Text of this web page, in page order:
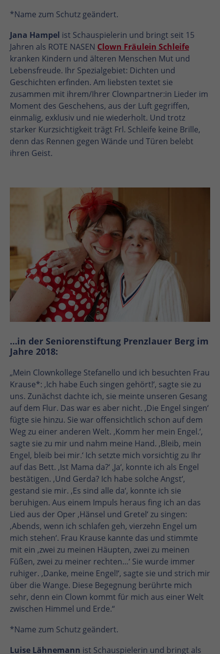
*Name zum Schutz geändert.
Jana Hampel ist Schauspielerin und bringt seit 15
Jahren als ROTE NASEN Clown Fräulein Schleife
kranken Kindern und älteren Menschen Mut und
Lebensfreude. Ihr Spezialgebiet: Dichten und
Geschichten erfinden. Am liebsten textet sie
zusammen mit ihrem/Ihrer Clownpartner:in Lieder im
Moment des Geschehens, aus der Luft gegriffen,
einmalig, exklusiv und nie wiederholt. Und trotz
starker Kurzsichtigkeit trägt Frl. Schleife keine Brille,
denn das Rennen gegen Wände und Türen belebt
ihren Geist.
…in der Seniorenstiftung Prenzlauer Berg im
Jahre 2018:
„Mein Clownkollege Stefanello und ich besuchten Frau
Krause*: ‚Ich habe Euch singen gehört!‘, sagte sie zu
uns. Zunächst dachte ich, sie meinte unseren Gesang
auf dem Flur. Das war es aber nicht. ‚Die Engel singen‘
fügte sie hinzu. Sie war offensichtlich schon auf dem
Weg zu einer anderen Welt. ‚Komm her mein Engel.‘,
sagte sie zu mir und nahm meine Hand. ‚Bleib, mein
Engel, bleib bei mir.‘ Ich setzte mich vorsichtig zu Ihr
auf das Bett. ‚Ist Mama da?‘ ‚Ja‘, konnte ich als Engel
bestätigen. ‚Und Gerda? Ich habe solche Angst‘,
gestand sie mir. ‚Es sind alle da‘, konnte ich sie
beruhigen. Aus einem Impuls heraus fing ich an das
Lied aus der Oper ‚Hänsel und Gretel‘ zu singen:
‚Abends, wenn ich schlafen geh, vierzehn Engel um
mich stehen‘. Frau Krause kannte das und stimmte
mit ein ‚zwei zu meinen Häupten, zwei zu meinen
Füßen, zwei zu meiner rechten…‘ Sie wurde immer
ruhiger. ‚Danke, meine Engel!‘, sagte sie und strich mir
über die Wange. Diese Begegnung berührte mich
sehr, denn ein Clown kommt für mich aus einer Welt
zwischen Himmel und Erde.“
*Name zum Schutz geändert.
Luise Lähnemann ist Schauspielerin und bringt als